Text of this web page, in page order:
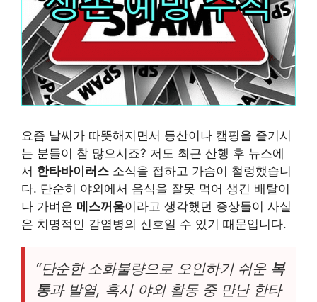
요즘 날씨가 따뜻해지면서 등산이나 캠핑을 즐기시
는 분들이 참 많으시죠? 저도 최근 산행 후 뉴스에
서 한타바이러스 소식을 접하고 가슴이 철렁했습니
다. 단순히 야외에서 음식을 잘못 먹어 생긴 배탈이
나 가벼운 메스꺼움이라고 생각했던 증상들이 사실
은 치명적인 감염병의 신호일 수 있기 때문입니다.
“단순한 소화불량으로 오인하기 쉬운 복
통과 발열, 혹시 야외 활동 중 만난 한타